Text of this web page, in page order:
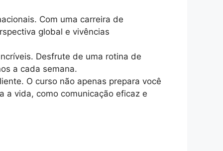
Com uma carreira de
global e vivências
Desfrute de uma rotina de
a cada semana.
O curso não apenas prepara você
a vida, como comunicação eficaz e